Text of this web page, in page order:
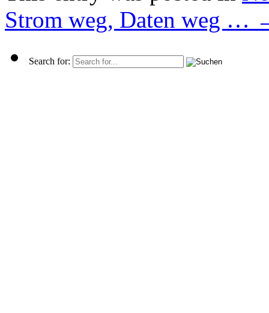
Strom weg, Daten weg …
Search for: